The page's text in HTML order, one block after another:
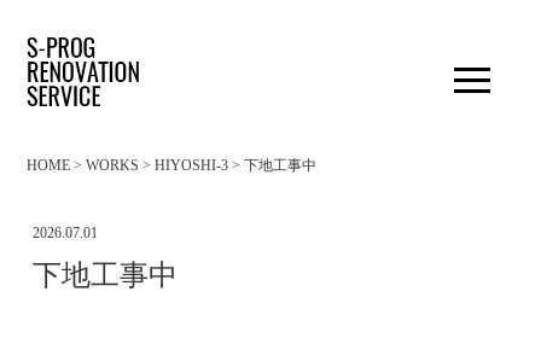
HOME >WORKS >HIYOSHI-3 >下地工事中
2026.07.01
下地工事中